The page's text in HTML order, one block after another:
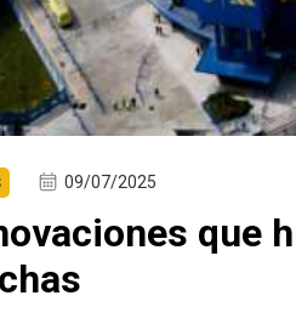
09/07/2025
que